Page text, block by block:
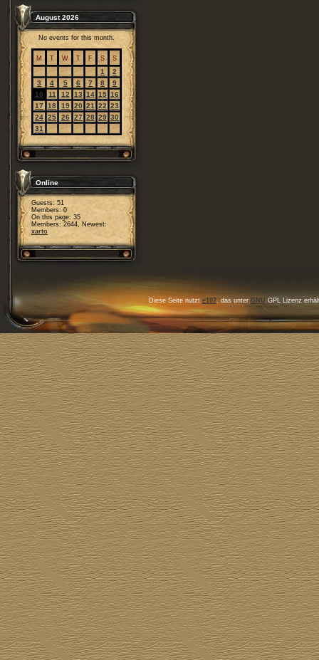
August 2026
No events for this month.
M T W T F S S
1
2
3
4 5 6 7 8
9
10
11 12 13 14 15 16
17 18 19 20 21 22 23
24 25 26 27 28 29 30
31
Online
Guests: 51
Members: 0
On this page: 35
Members: 2644, Newest:
xarto
Diese Seite nutzt e107, das unter GNU GPL Lizenz